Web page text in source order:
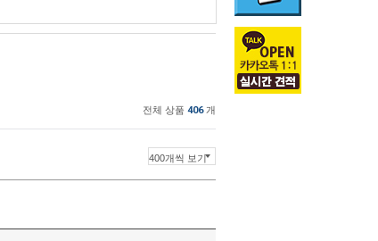
전체 상품 406개